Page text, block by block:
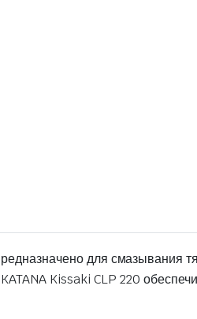
для смазывания
Kissaki CLP 220